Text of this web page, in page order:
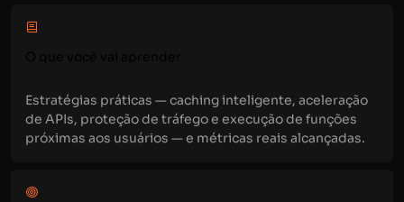
Estratégias práticas — caching inteligente, aceleração
de APIs, proteção de tráfego e execução de funções
próximas aos usuários — e métricas reais alcançadas.